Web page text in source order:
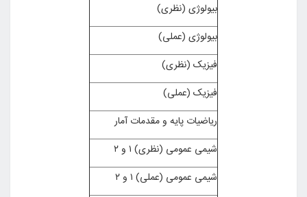
بیولوژی (نظری)
بیولوژی (عملی)
فیزیک (نظری)
فیزیک (عملی)
ریاضیات پایه و مقدمات آمار
شیمی عمومی (نظری) ۱ و ۲
شیمی عمومی (عملی) ۱ و ۲